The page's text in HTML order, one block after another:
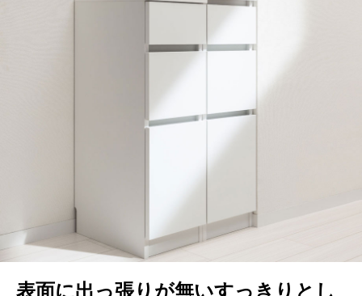
表面に出っ張りが無いすっきりとし